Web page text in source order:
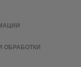
ОБРАБОТКИ